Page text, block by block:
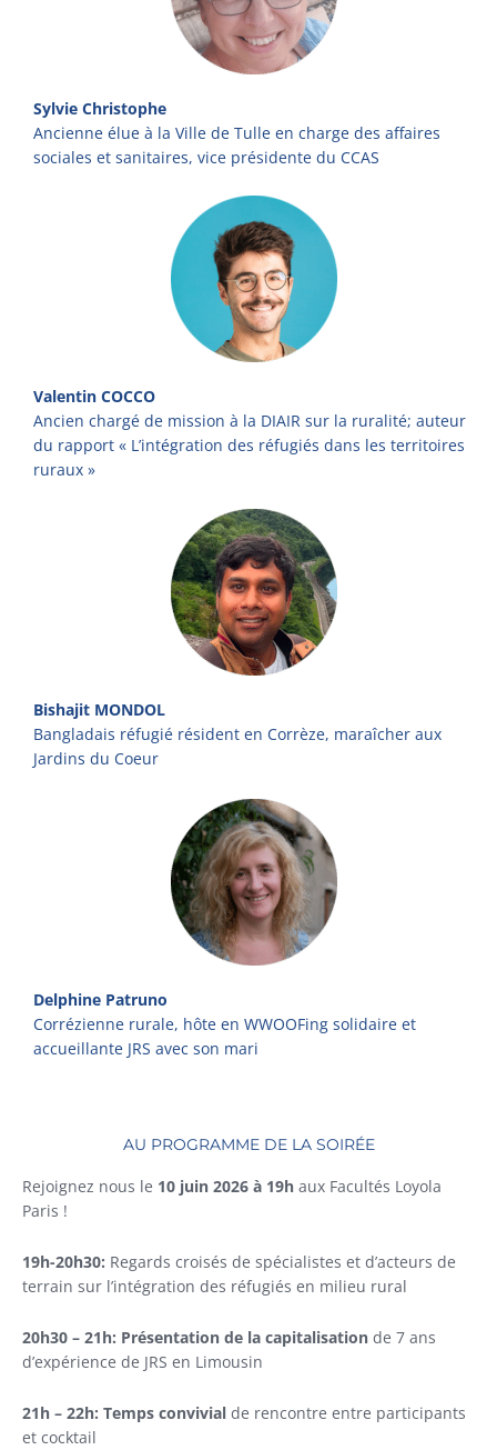
Sylvie Christophe
Ancienne élue à la Ville de Tulle en charge des affaires
sociales et sanitaires, vice présidente du CCAS
Valentin COCCO
Ancien chargé de mission à la DIAIR sur la ruralité; auteur
du rapport « L’intégration des réfugiés dans les territoires
ruraux »
Bishajit MONDOL
Bangladais réfugié résident en Corrèze, maraîcher aux
Jardins du Coeur
Delphine Patruno
Corrézienne rurale, hôte en WWOOFing solidaire et
accueillante JRS avec son mari
AU PROGRAMME DE LA SOIRÉE
Rejoignez nous le 10 juin 2026 à 19h aux Facultés Loyola
Paris !
19h-20h30: Regards croisés de spécialistes et d’acteurs de
terrain sur l’intégration des réfugiés en milieu rural
20h30 – 21h: Présentation de la capitalisation de 7 ans
d’expérience de JRS en Limousin
21h – 22h: Temps convivial de rencontre entre participants
et cocktail